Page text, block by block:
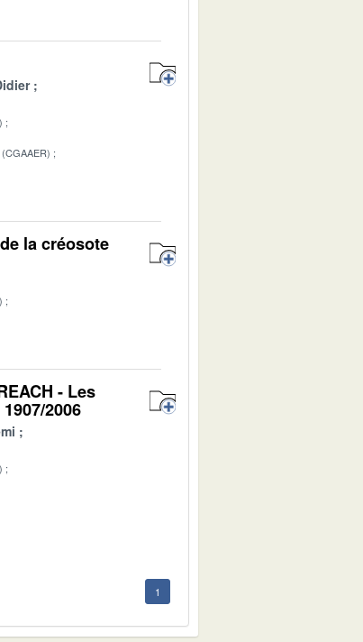
la créosote
- Les
2006
1